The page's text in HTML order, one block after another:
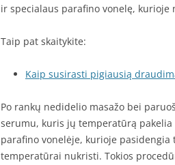
ir specialaus parafino vonelę, kurioje
Taip pat skaitykite:
Kaip susirasti pigiausią
Po rankų nedidelio masažo bei
serumu, kuris jų temperatūrą
parafino vonelėje, kurioje
temperatūrai nukristi. Tokios